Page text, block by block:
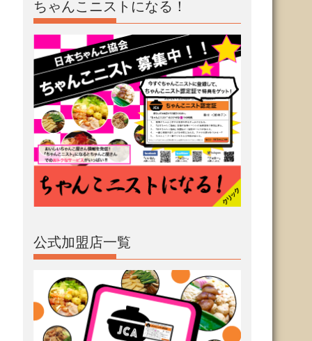
ちゃんこニストになる！
公式加盟店一覧